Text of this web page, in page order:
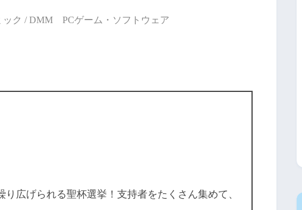
ク / DMM PCゲーム・ソフトウェア
り広げられる聖杯選挙！支持者をたくさん集めて、